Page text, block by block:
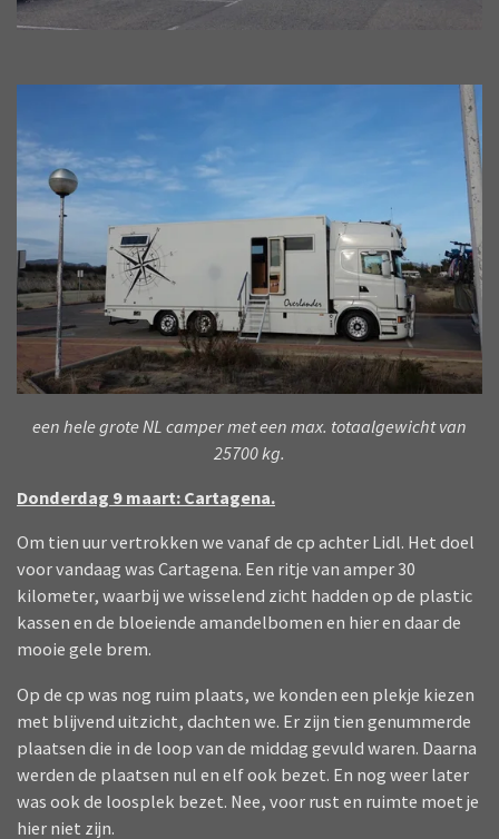
een hele grote NL camper met een max. totaalgewicht van
25700 kg.
Donderdag 9 maart: Cartagena.
Om tien uur vertrokken we vanaf de cp achter Lidl. Het doel
voor vandaag was Cartagena. Een ritje van amper 30
kilometer, waarbij we wisselend zicht hadden op de plastic
kassen en de bloeiende amandelbomen en hier en daar de
mooie gele brem.
Op de cp was nog ruim plaats, we konden een plekje kiezen
met blijvend uitzicht, dachten we. Er zijn tien genummerde
plaatsen die in de loop van de middag gevuld waren. Daarna
werden de plaatsen nul en elf ook bezet. En nog weer later
was ook de loosplek bezet. Nee, voor rust en ruimte moet je
hier niet zijn.